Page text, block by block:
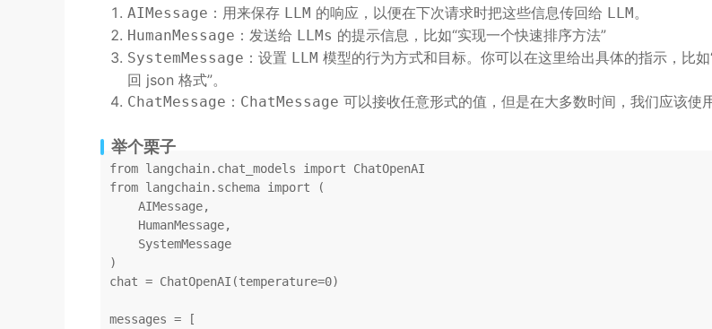
AIMessage ：用来保存 LLM 的响应，以便在下次请求时把这些信息传回给 LLM。
HumanMessage ：发送给 LLMs 的提示信息，比如“实现一个快速排序方法”
SystemMessage ：设置 LLM 模型的行为方式和目标。你可以在这里给出具体的指示，比如
回 json 格式”。
ChatMessage ： ChatMessage 可以接收任意形式的值，但是在大多数时间，我们应该使
举个栗子
from langchain.chat_models import
from langchain.schema import (
AIMessage,
HumanMessage,
SystemMessage
)
chat = ChatOpenAI(temperature=0)
messages = [